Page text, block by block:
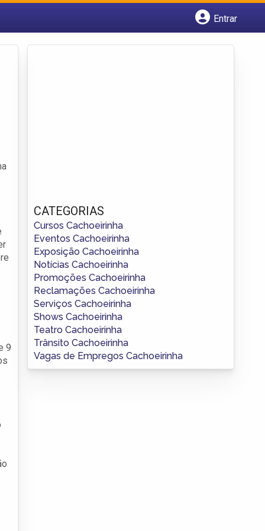
Entrar
9
CATEGORIAS
Cursos Cachoeirinha
Eventos Cachoeirinha
Exposição Cachoeirinha
Notícias Cachoeirinha
Promoções Cachoeirinha
Reclamações Cachoeirinha
Serviços Cachoeirinha
Shows Cachoeirinha
Teatro Cachoeirinha
Trânsito Cachoeirinha
Vagas de Empregos Cachoeirinha